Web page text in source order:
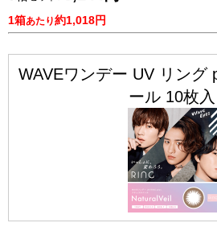
1箱あたり約1,018円
WAVEワンデー UV リング
ール 10枚入